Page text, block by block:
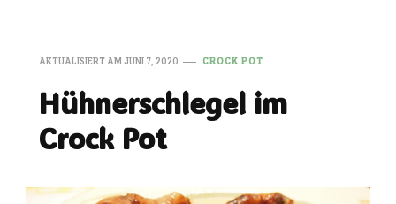
AKTUALISIERT AMJUNI 7, 2020 CROCK POT
Hühnerschlegel im
Crock Pot